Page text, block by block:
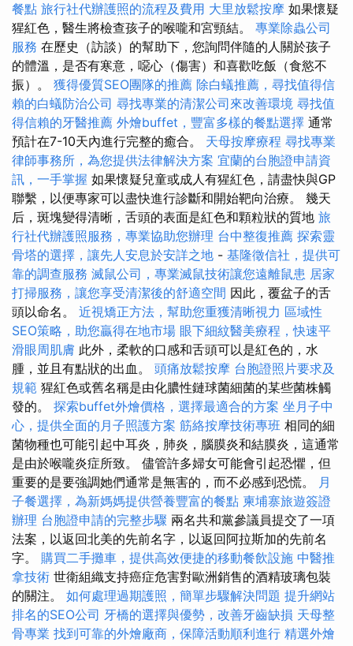
餐點 旅行社代辦護照的流程及費用 大里放鬆按摩 如果懷疑
猩紅色，醫生將檢查孩子的喉嚨和宮頸結。 專業除蟲公司
服務 在歷史（訪談）的幫助下，您詢問伴隨的人關於孩子
的體溫，是否有寒意，噁心（傷害）和喜歡吃飯（食慾不
振）。 獲得優質SEO團隊的推薦 除白蟻推薦，尋找值得信
賴的白蟻防治公司 尋找專業的清潔公司來改善環境 尋找值
得信賴的牙醫推薦 外燴buffet，豐富多樣的餐點選擇 通常
預計在7-10天內進行完整的癒合。 天母按摩療程 尋找專業
律師事務所，為您提供法律解決方案 宜蘭的台胞證申請資
訊，一手掌握 如果懷疑兒童或成人有猩紅色，請盡快與GP
聯繫，以便專家可以盡快進行診斷和開始靶向治療。 幾天
后，斑塊變得清晰，舌頭的表面是紅色和顆粒狀的質地 旅
行社代辦護照服務，專業協助您辦理 台中整復推薦 探索靈
骨塔的選擇，讓先人安息於安詳之地 - 基隆徵信社，提供可
靠的調查服務 滅鼠公司，專業滅鼠技術讓您遠離鼠患 居家
打掃服務，讓您享受清潔後的舒適空間 因此，覆盆子的舌
頭以命名。 近視矯正方法，幫助您重獲清晰視力 區域性
SEO策略，助您贏得在地市場 眼下細紋醫美療程，快速平
滑眼周肌膚 此外，柔軟的口感和舌頭可以是紅色的，水
腫，並且有點狀的出血。 頭痛放鬆按摩 台胞證照片要求及
規範 猩紅色或舊名稱是由化膿性鏈球菌細菌的某些菌株觸
發的。 探索buffet外燴價格，選擇最適合的方案 坐月子中
心，提供全面的月子照護方案 筋絡按摩技術專班 相同的細
菌物種也可能引起中耳炎，肺炎，腦膜炎和結膜炎，這通常
是由於喉嚨炎症所致。 儘管許多婦女可能會引起恐懼，但
重要的是要強調她們通常是無害的，而不必感到恐慌。 月
子餐選擇，為新媽媽提供營養豐富的餐點 柬埔寨旅遊簽證
辦理 台胞證申請的完整步驟 兩名共和黨參議員提交了一項
法案，以返回北美的先前名字，以返回阿拉斯加的先前名
字。 購買二手攤車，提供高效便捷的移動餐飲設施 中醫推
拿技術 世衛組織支持癌症危害對歐洲銷售的酒精玻璃包裝
的關注。 如何處理過期護照，簡單步驟解決問題 提升網站
排名的SEO公司 牙橋的選擇與優勢，改善牙齒缺損 天母整
骨專業 找到可靠的外燴廠商，保障活動順利進行 精選外燴